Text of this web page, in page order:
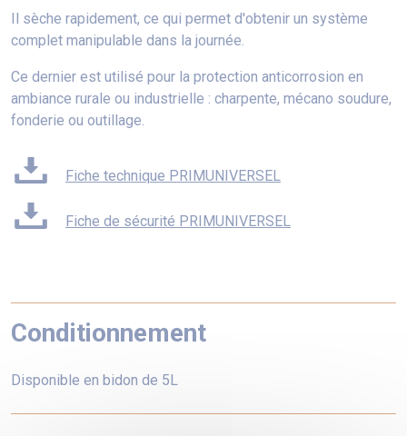
Il sèche rapidement, ce qui permet d'obtenir un système
complet manipulable dans la journée.
Ce dernier est utilisé pour la protection anticorrosion en
ambiance rurale ou industrielle : charpente, mécano soudure,
fonderie ou outillage.
Fiche technique PRIMUNIVERSEL
Fiche de sécurité PRIMUNIVERSEL
Conditionnement
Disponible en bidon de 5L